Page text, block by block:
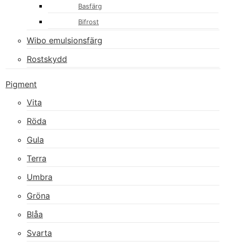
Basfärg
Bifrost
Wibo emulsionsfärg
Rostskydd
Pigment
Vita
Röda
Gula
Terra
Umbra
Gröna
Blåa
Svarta